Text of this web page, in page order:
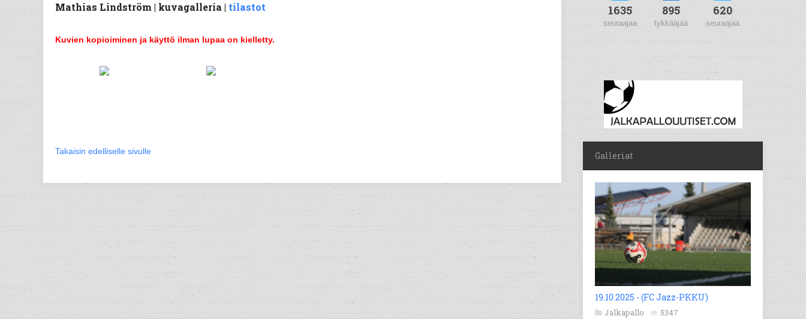
Mathias Lindström | kuvagalleria | tilastot
Kuvien kopioiminen ja käyttö ilman lupaa on kielletty.
Takaisin edelliselle sivulle
1635
seuraajaa
895
tykkääjää
620
seuraajaa
Galleriat
19.10.2025 - (FC Jazz-PKKU)
Jalkapallo 5347